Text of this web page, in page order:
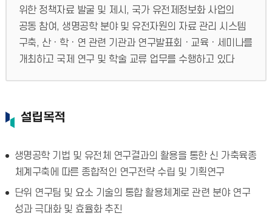
위한 정책자료 발굴 및 제시, 국가 유전제정보화 사업의
공동 참여, 생명공학 분야 및 유전자원의 자료 관리 시스템
구축, 산ㆍ학ㆍ연 관련 기관과 연구발표회ㆍ교육ㆍ세미나를
개최하고 국제 연구 및 학술 교류 업무를 수행하고 있다
설립목적
생명공학 기법 및 유전체 연구결과의 활용을 통한 신 가축육종
체계구축에 따른 종합적인 연구전략 수립 및 기획연구
단위 연구팀 및 요소 기술의 통합 활용체계로 관련 분야 연구
성과 극대화 및 효율화 추진